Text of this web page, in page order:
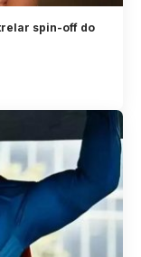
spin-off do